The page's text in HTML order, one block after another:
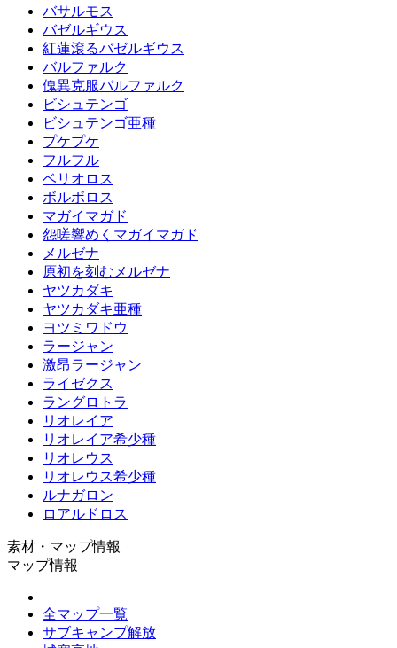
バサルモス
バゼルギウス
紅蓮滾るバゼルギウス
バルファルク
傀異克服バルファルク
ビシュテンゴ
ビシュテンゴ亜種
プケプケ
フルフル
ベリオロス
ボルボロス
マガイマガド
怨嗟響めくマガイマガド
メルゼナ
原初を刻むメルゼナ
ヤツカダキ
ヤツカダキ亜種
ヨツミワドウ
ラージャン
激昂ラージャン
ライゼクス
ラングロトラ
リオレイア
リオレイア希少種
リオレウス
リオレウス希少種
ルナガロン
ロアルドロス
素材・マップ情報
マップ情報
全マップ一覧
サブキャンプ解放